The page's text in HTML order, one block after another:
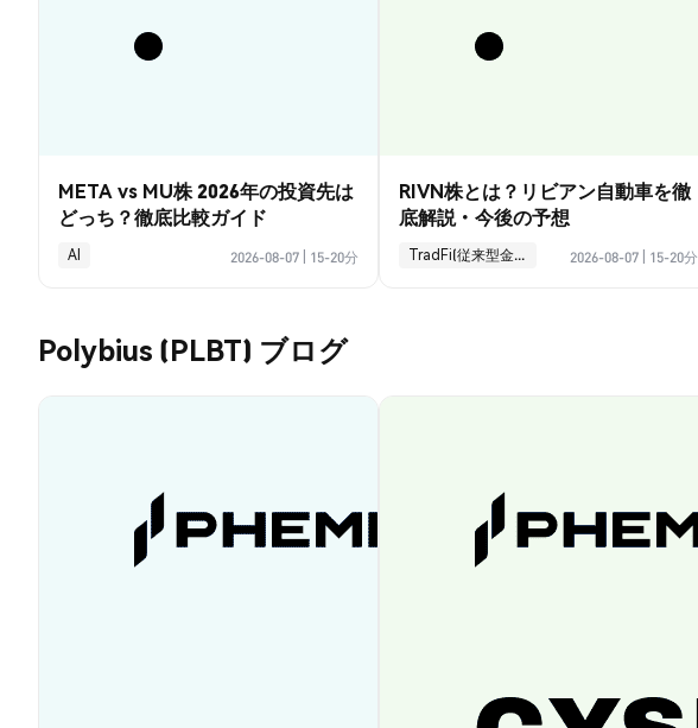
META vs MU株 2026年の投資先は
どっち？徹底比較ガイド
AI 2026-08-07 15-20分
RIVN株とは？リビアン自動車を徹
底解説・今後の予想
TradFi(従来型金融) 2026-08-07 15-20分
Polybius (PLBT) ブログ